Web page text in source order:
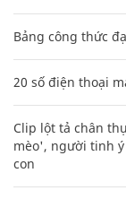
Bảng công thức
20 số điện thoại
Clip lột tả chân
mèo', người tinh
con